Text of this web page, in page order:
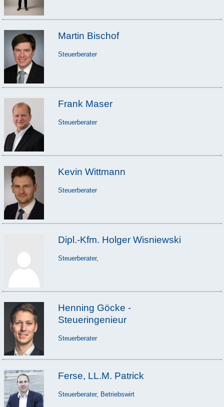
Martin Bischof
Steuerberater
Frank Maser
Steuerberater
Kevin Wittmann
Steuerberater
Dipl.-Kfm. Holger Wisniewski
Steuerberater,
Henning Göcke -
Steueringenieur
Steuerberater
Ferse, LL.M. Patrick
Steuerberater, Betriebswirt